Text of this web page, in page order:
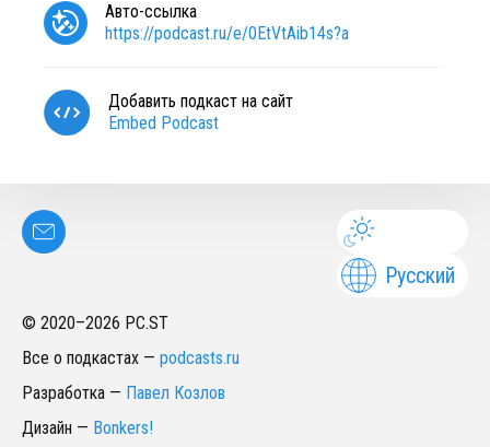
Авто-ссылка
https://podcast.ru/e/0EtVtAib14s?a
Добавить подкаст на сайт
Embed Podcast
Русский
© 2020–2026 PC.ST
Все о подкастах — podcasts.ru
Разработка — Павел Козлов
Дизайн — Bonkers!